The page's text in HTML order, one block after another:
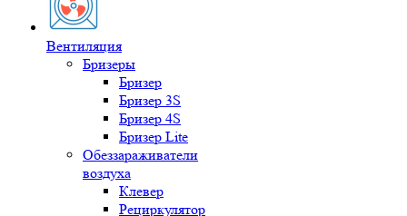
Вентиляция
Бризеры
Бризер
Бризер 3S
Бризер 4S
Бризер Lite
Обеззараживатели
воздуха
Клевер
Рециркулятор